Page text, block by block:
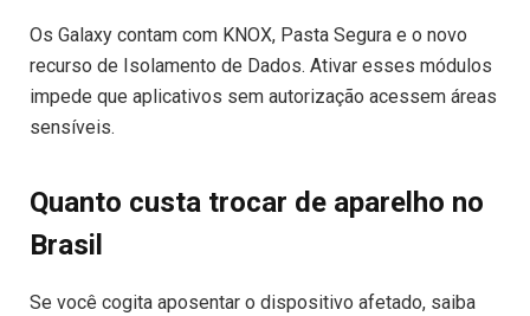
Os Galaxy contam com KNOX, Pasta Segura e o novo
recurso de Isolamento de Dados. Ativar esses módulos
impede que aplicativos sem autorização acessem áreas
sensíveis.
Quanto custa trocar de aparelho no
Brasil
Se você cogita aposentar o dispositivo afetado, saiba